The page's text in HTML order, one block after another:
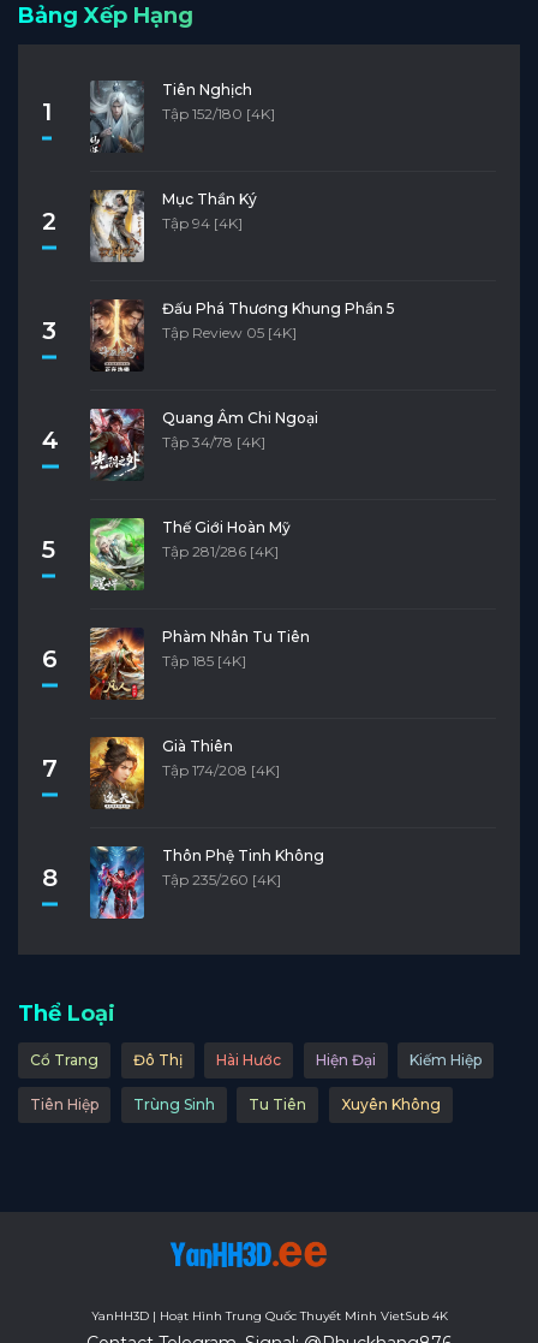
Bảng Xếp Hạng
1
Tiên Nghịch
Tập 152/180 [4K]
2
Mục Thần Ký
Tập 94 [4K]
3
Đấu Phá Thương Khung Phần 5
Tập Review 05 [4K]
4
Quang Âm Chi Ngoại
Tập 34/78 [4K]
5
Thế Giới Hoàn Mỹ
Tập 281/286 [4K]
6
Phàm Nhân Tu Tiên
Tập 185 [4K]
7
Già Thiên
Tập 174/208 [4K]
8
Thôn Phệ Tinh Không
Tập 235/260 [4K]
Thể Loại
Cổ Trang Đô Thị Hài Hước Hiện Đại Kiếm Hiệp
Tiên Hiệp Trùng Sinh Tu Tiên Xuyên Không
YanHH3D | Hoạt Hình Trung Quốc Thuyết Minh VietSub 4K